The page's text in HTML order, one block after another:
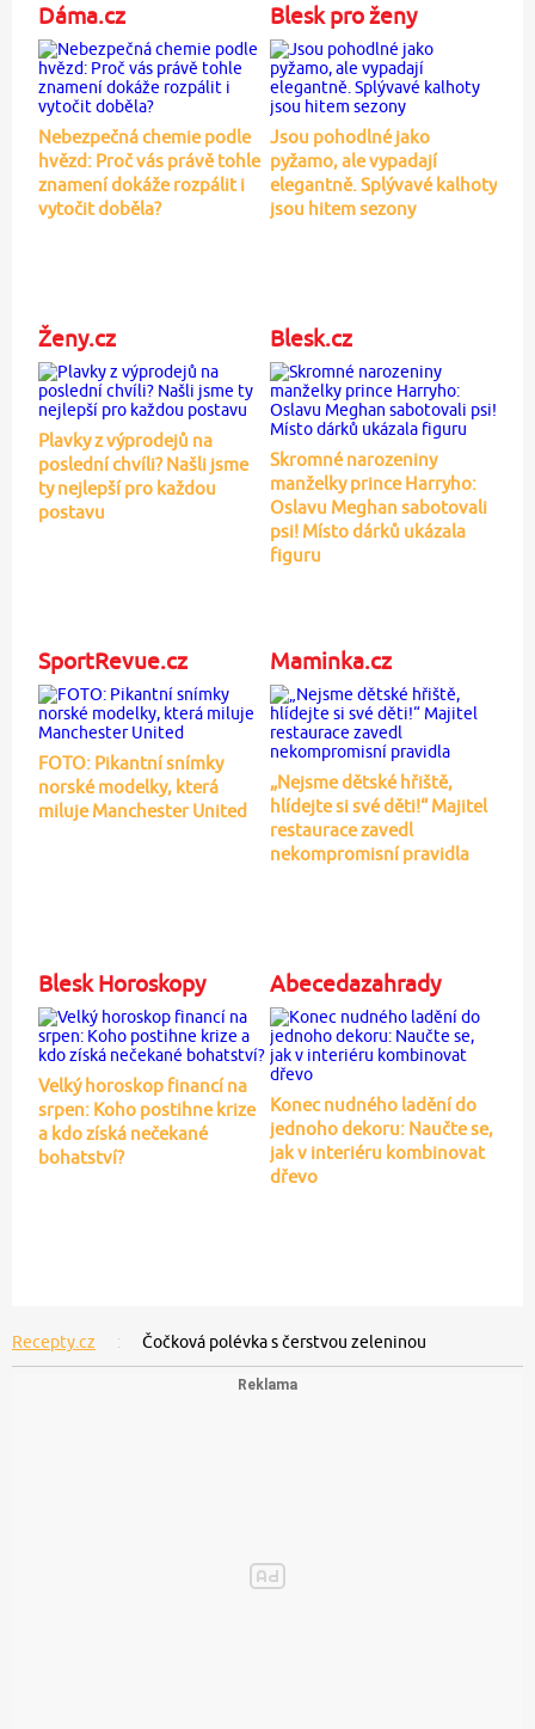
Dáma.cz
Nebezpečná chemie podle
hvězd: Proč vás právě tohle
znamení dokáže rozpálit i
vytočit doběla?
Blesk pro ženy
Jsou pohodlné jako
pyžamo, ale vypadají
elegantně. Splývavé kalhoty
jsou hitem sezony
Ženy.cz
Plavky z výprodejů na
poslední chvíli? Našli jsme
ty nejlepší pro každou
postavu
Blesk.cz
Skromné narozeniny
manželky prince Harryho:
Oslavu Meghan sabotovali
psi! Místo dárků ukázala
figuru
SportRevue.cz
FOTO: Pikantní snímky
norské modelky, která
miluje Manchester United
Maminka.cz
„Nejsme dětské hřiště,
hlídejte si své děti!“ Majitel
restaurace zavedl
nekompromisní pravidla
Blesk Horoskopy
Velký horoskop financí na
srpen: Koho postihne krize
a kdo získá nečekané
bohatství?
Abecedazahrady
Konec nudného ladění do
jednoho dekoru: Naučte se,
jak v interiéru kombinovat
dřevo
Recepty.cz Čočková polévka s čerstvou zeleninou